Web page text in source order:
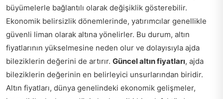
büyümelerle bağlantılı olarak değişiklik gösterebilir.
Ekonomik belirsizlik dönemlerinde, yatırımcılar genellikle
güvenli liman olarak altına yönelirler. Bu durum, altın
fiyatlarının yükselmesine neden olur ve dolayısıyla ajda
bileziklerin değerini de artırır. Güncel altın fiyatları, ajda
bileziklerin değerinin en belirleyici unsurlarından biridir.
Altın fiyatları, dünya genelindeki ekonomik gelişmeler,